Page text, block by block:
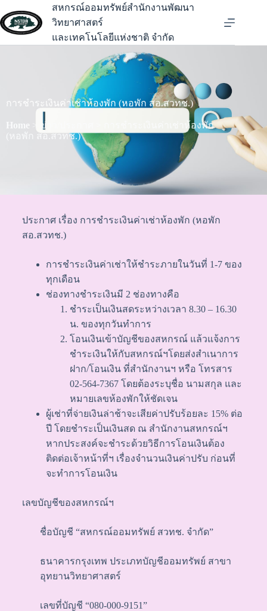
สหกรณ์ออมทรัพย์สำนักงานพัฒนา
วิทยาศาสตร์
และเทคโนโลยีแห่งชาติ จำกัด
การชำระเงินค่าเช่าห้องพัก (หอพัก สอ.สวทช.)
Home > ข่าว/ประกาศ > การชำระเงินค่าเช่าห้องพัก
(หอพัก สอ.สวทช.)
ประกาศ เรื่อง การชำระเงินค่าเช่าห้องพัก (หอพัก
สอ.สวทช.)
การชำระเงินค่าเช่าให้ชำระภายในวันที่ 1-7 ของ
ทุกเดือน
ช่องทางชำระเงินมี 2 ช่องทางคือ
ชำระเป็นเงินสดระหว่างเวลา 8.30 – 16.30
น. ของทุกวันทำการ
โอนเงินเข้าบัญชีของสหกรณ์ แล้วแจ้งการ
ชำระเงินให้กับสหกรณ์ฯโดยส่งสำเนาการ
ฝาก/โอนเงิน ที่สำนักงานฯ หรือ โทรสาร
02-564-7367 โดยต้องระบุชื่อ นามสกุล และ
หมายเลขห้องพักให้ชัดเจน
ผู้เช่าที่จ่ายเงินล่าช้าจะเสียค่าปรับร้อยละ 15% ต่อ
ปี โดยชำระเป็นเงินสด ณ สำนักงานสหกรณ์ฯ
หากประสงค์จะชำระด้วยวิธีการโอนเงินต้อง
ติดต่อเจ้าหน้าที่ฯ เรื่องจำนวนเงินค่าปรับ ก่อนที่
จะทำการโอนเงิน
เลขบัญชีของสหกรณ์ฯ
ชื่อบัญชี “สหกรณ์ออมทรัพย์ สวทช. จำกัด”
ธนาคารกรุงเทพ ประเภทบัญชีออมทรัพย์ สาขา
อุทยานวิทยาศาสตร์
เลขที่บัญชี “080-000-9151”